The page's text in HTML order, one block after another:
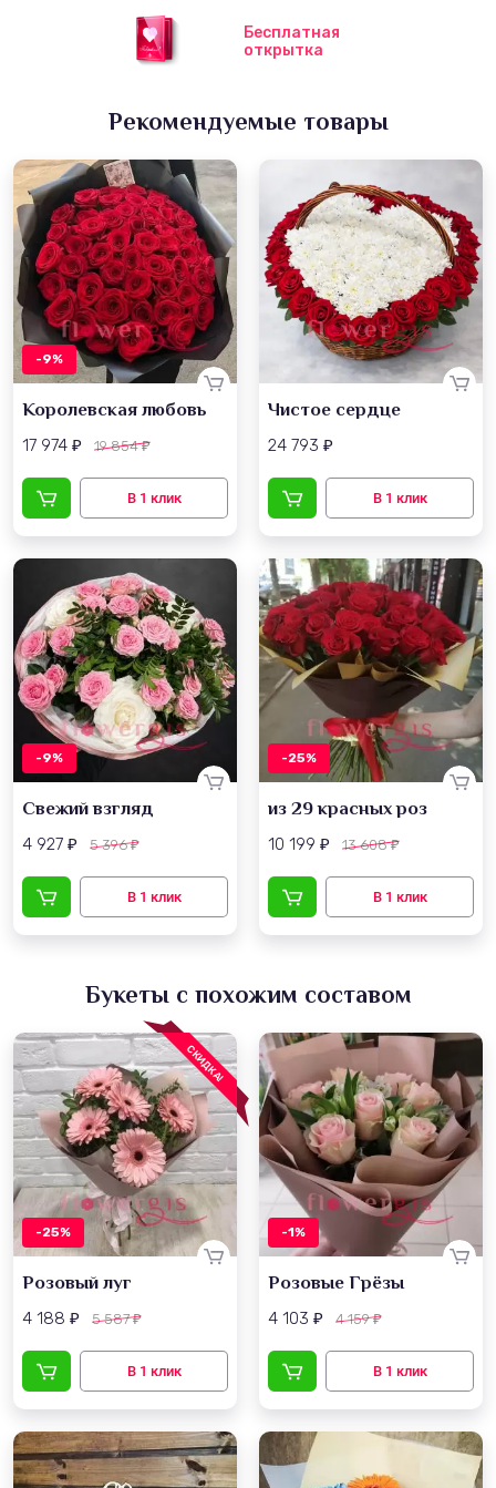
Бесплатная
открытка
Рекомендуемые товары
-9%
Королевская любовь
17 974 ₽ 19 854₽
Чистое сердце
24 793 ₽
-9%
Свежий взгляд
4 927 ₽ 5 396₽
-25%
из 29 красных роз
10 199 ₽ 13 608₽
Букеты с похожим составом
СКИДКА!
-25%
Розовый луг
4 188 ₽ 5 587₽
-1%
Розовые Грёзы
4 103 ₽ 4 159₽